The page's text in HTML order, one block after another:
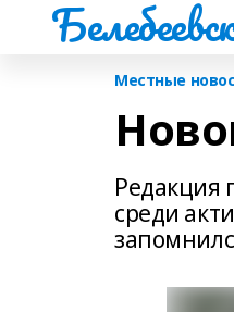
Местные
Редакция
среди